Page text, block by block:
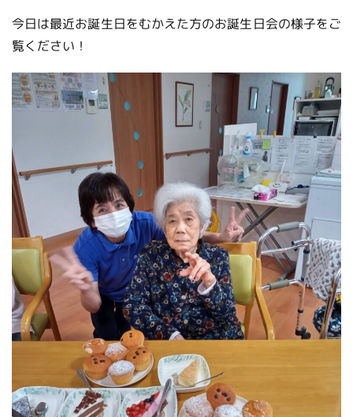
今日は最近お誕生日をむかえた方のお誕生日会の様子をご
覧ください！